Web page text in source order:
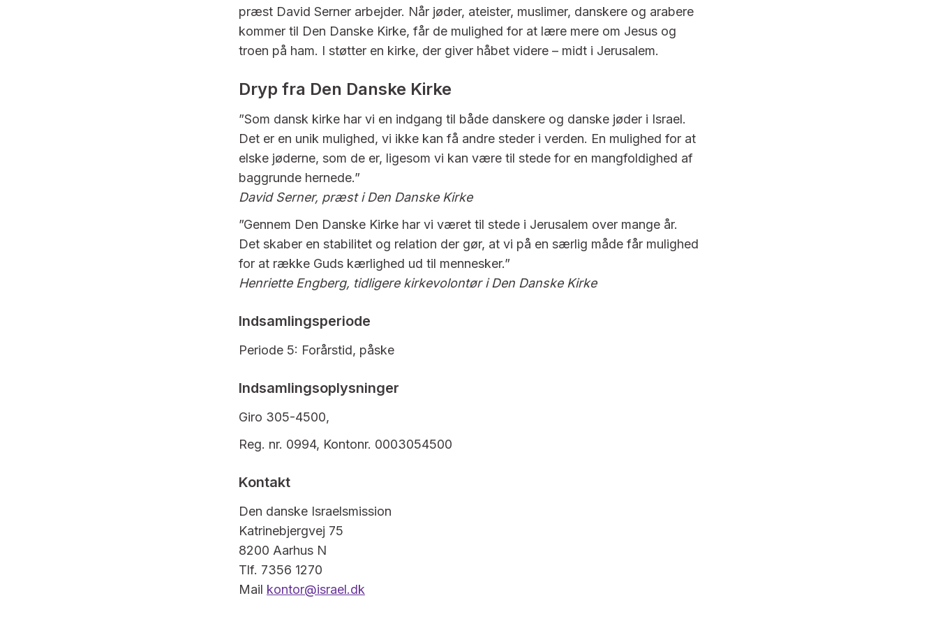
præst David Serner arbejder. Når jøder, ateister, muslimer, danskere og arabere
kommer til Den Danske Kirke, får de mulighed for at lære mere om Jesus og
troen på ham. I støtter en kirke, der giver håbet videre – midt i Jerusalem.
Dryp fra Den Danske Kirke
”Som dansk kirke har vi en indgang til både danskere og danske jøder i Israel.
Det er en unik mulighed, vi ikke kan få andre steder i verden. En mulighed for at
elske jøderne, som de er, ligesom vi kan være til stede for en mangfoldighed af
baggrunde hernede.”
David Serner, præst i Den Danske Kirke
”Gennem Den Danske Kirke har vi været til stede i Jerusalem over mange år.
Det skaber en stabilitet og relation der gør, at vi på en særlig måde får mulighed
for at række Guds kærlighed ud til mennesker.”
Henriette Engberg, tidligere kirkevolontør i Den Danske Kirke
Indsamlingsperiode
Periode 5: Forårstid, påske
Indsamlingsoplysninger
Giro 305-4500,
Reg. nr. 0994, Kontonr. 0003054500
Kontakt
Den danske Israelsmission
Katrinebjergvej 75
8200 Aarhus N
Tlf. 7356 1270
Mail kontor@israel.dk